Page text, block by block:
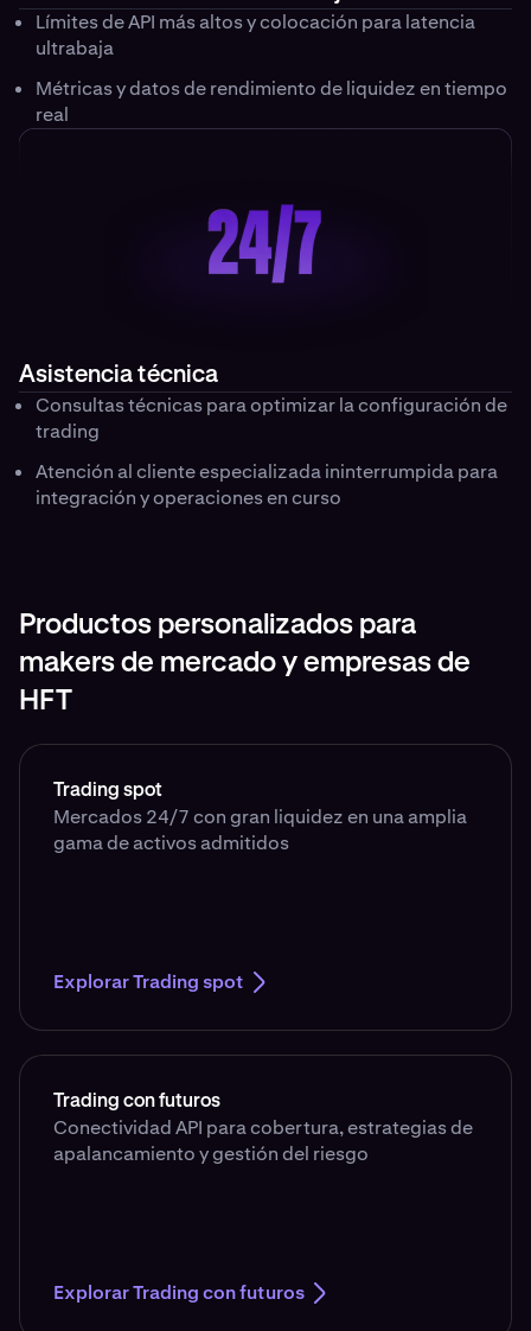
Límites de API más altos y colocación para latencia
ultrabaja
Métricas y datos de rendimiento de liquidez en tiempo
real
Asistencia técnica
Consultas técnicas para optimizar la configuración de
trading
Atención al cliente especializada ininterrumpida para
integración y operaciones en curso
Productos personalizados para
makers de mercado y empresas de
HFT
Trading spot
Mercados 24/7 con gran liquidez en una amplia
gama de activos admitidos
Explorar Trading spot
Trading con futuros
Conectividad API para cobertura, estrategias de
apalancamiento y gestión del riesgo
Explorar Trading con futuros